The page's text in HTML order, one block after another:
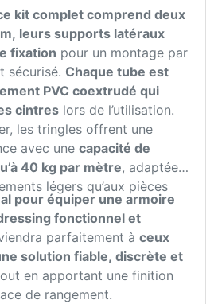
kit complet comprend deux
leurs supports latéraux
fixation pour un montage par
sécurisé. Chaque tube est
PVC coextrudé qui
cintres lors de l’utilisation.
les tringles offrent une
avec une capacité de
40 kg par mètre, adaptée
légers qu’aux pièces
pour équiper une armoire
fonctionnel et
parfaitement à ceux
solution fiable, discrète et
en apportant une finition
de rangement.